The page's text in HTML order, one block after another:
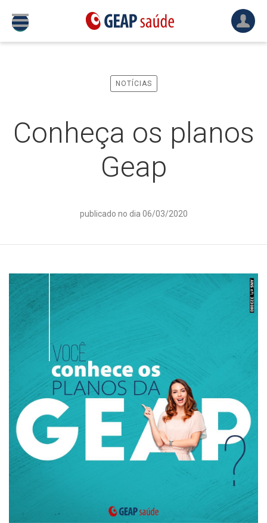
NOTÍCIAS
Conheça os planos
Geap
publicado no dia 06/03/2020